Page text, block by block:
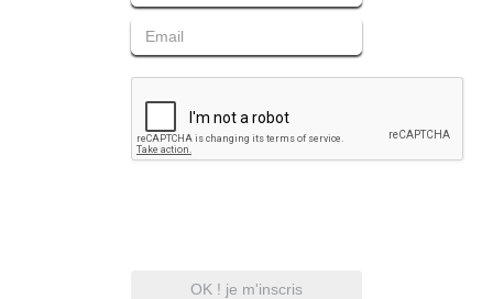
OK ! je m'inscris